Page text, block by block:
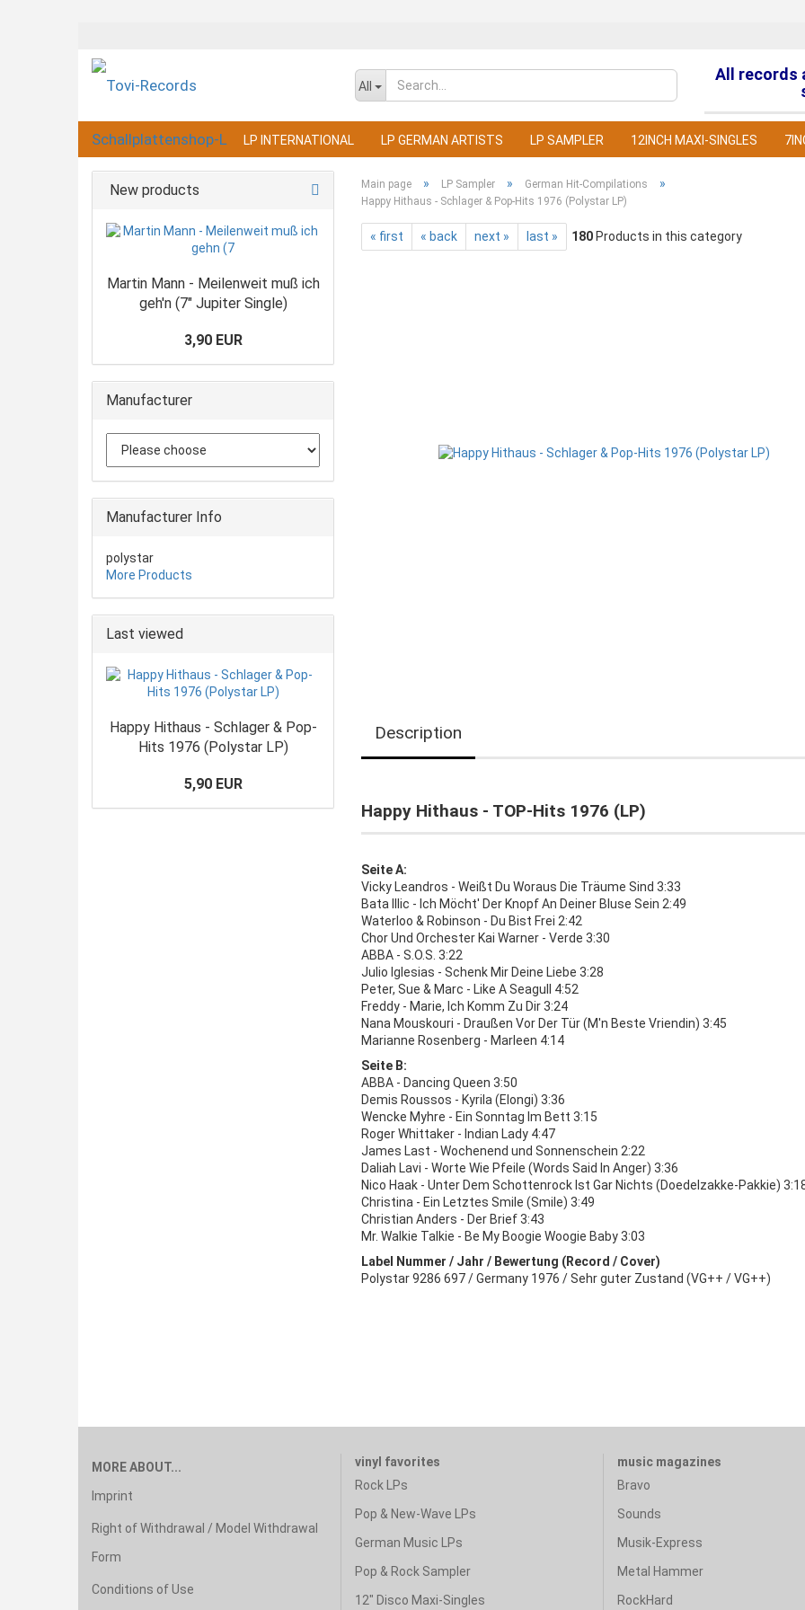
Change
All
All records
LP INTERNATIONAL LP GERMAN ARTISTS LP SAMPLER 12INCH MAXI-SINGLES
Main page » LP Sampler » German Hit-Compilations »
Happy Hithaus - Schlager & Pop-Hits 1976 (Polystar LP)
« first « back next » last » 180 Products in this category
Description
Happy Hithaus - TOP-Hits 1976 (LP)
Seite A:
Vicky Leandros - Weißt Du Woraus Die Träume Sind 3:33
Bata Illic - Ich Möcht' Der Knopf An Deiner Bluse Sein 2:49
Waterloo & Robinson - Du Bist Frei 2:42
Chor Und Orchester Kai Warner - Verde 3:30
ABBA - S.O.S. 3:22
Julio Iglesias - Schenk Mir Deine Liebe 3:28
Peter, Sue & Marc - Like A Seagull 4:52
Freddy - Marie, Ich Komm Zu Dir 3:24
Nana Mouskouri - Draußen Vor Der Tür (M'n Beste Vriendin) 3:45
Marianne Rosenberg - Marleen 4:14
Seite B:
ABBA - Dancing Queen 3:50
Demis Roussos - Kyrila (Elongi) 3:36
Wencke Myhre - Ein Sonntag Im Bett 3:15
Roger Whittaker - Indian Lady 4:47
James Last - Wochenend und Sonnenschein 2:22
Daliah Lavi - Worte Wie Pfeile (Words Said In Anger) 3:36
Nico Haak - Unter Dem Schottenrock Ist Gar Nichts (Doedelzakke-Pakkie)
Christina - Ein Letztes Smile (Smile) 3:49
Christian Anders - Der Brief 3:43
Mr. Walkie Talkie - Be My Boogie Woogie Baby 3:03
Label Nummer / Jahr / Bewertung (Record / Cover)
Polystar 9286 697 / Germany 1976 / Sehr guter Zustand (VG++ / VG++)
New products
Martin Mann - Meilenweit muß ich
geh'n (7" Jupiter Single)
3,90 EUR
Manufacturer
Manufacturer Info
polystar
More Products
Last viewed
Happy Hithaus - Schlager & Pop-
Hits 1976 (Polystar LP)
5,90 EUR
MORE ABOUT...
Imprint
Right of Withdrawal / Model Withdrawal
Form
Conditions of Use
vinyl favorites
Rock LPs
Pop & New-Wave LPs
German Music LPs
Pop & Rock Sampler
12" Disco Maxi-Singles
music magazines
Bravo
Sounds
Musik-Express
Metal Hammer
RockHard